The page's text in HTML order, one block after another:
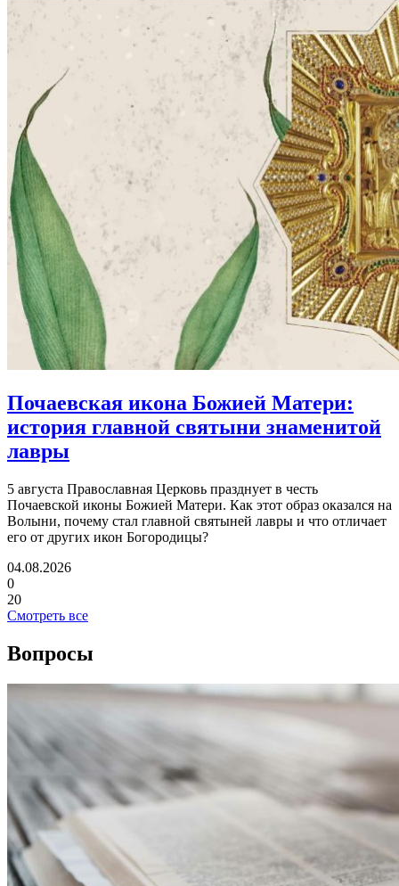
Почаевская икона Божией Матери:
история главной святыни знаменитой
лавры
5 августа Православная Церковь празднует в честь
Почаевской иконы Божией Матери. Как этот образ оказался на
Волыни, почему стал главной святыней лавры и что отличает
его от других икон Богородицы?
04.08.2026
0
20
Смотреть все
Вопросы